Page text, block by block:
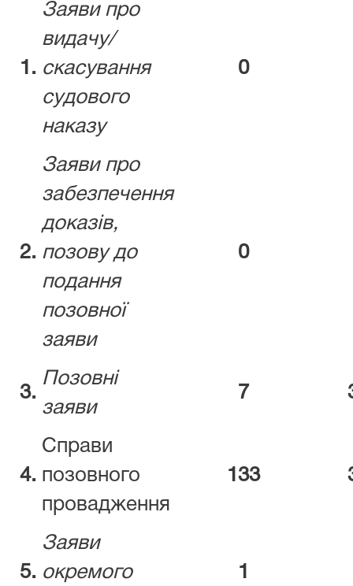
1.
Заяви про
видачу/
скасування
судового
наказу
0
2.
Заяви про
забезпечення
доказів,
позову до
подання
позовної
заяви
0
3.
Позовні
заяви
7
4.
Справи
позовного
провадження
133
5.
Заяви
окремого
1